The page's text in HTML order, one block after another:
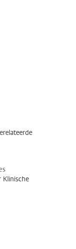
Klinische